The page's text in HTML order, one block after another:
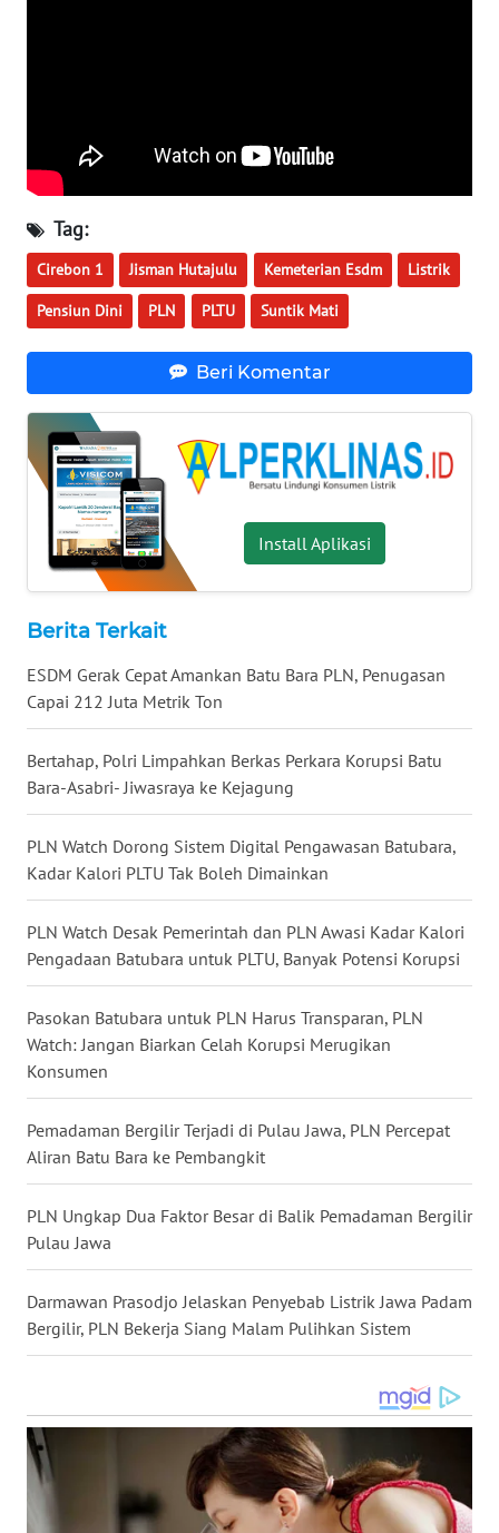
Tag:
Cirebon 1 Jisman Hutajulu Kemeterian Esdm Listrik
Pensiun Dini PLN PLTU Suntik Mati
Beri Komentar
Install Aplikasi
Berita Terkait
ESDM Gerak Cepat Amankan Batu Bara PLN, Penugasan
Capai 212 Juta Metrik Ton
Bertahap, Polri Limpahkan Berkas Perkara Korupsi Batu
Bara-Asabri- Jiwasraya ke Kejagung
PLN Watch Dorong Sistem Digital Pengawasan Batubara,
Kadar Kalori PLTU Tak Boleh Dimainkan
PLN Watch Desak Pemerintah dan PLN Awasi Kadar Kalori
Pengadaan Batubara untuk PLTU, Banyak Potensi Korupsi
Pasokan Batubara untuk PLN Harus Transparan, PLN
Watch: Jangan Biarkan Celah Korupsi Merugikan
Konsumen
Pemadaman Bergilir Terjadi di Pulau Jawa, PLN Percepat
Aliran Batu Bara ke Pembangkit
PLN Ungkap Dua Faktor Besar di Balik Pemadaman Bergilir
Pulau Jawa
Darmawan Prasodjo Jelaskan Penyebab Listrik Jawa Padam
Bergilir, PLN Bekerja Siang Malam Pulihkan Sistem
WN
DAIRI
WN
DANAU
TOBA
WN
LANGKAT
WN
TAPANULI
SELATAN
WN
LESUNG
KARO
WN
SIMALUNGUN
WN
LABUHANBATU
WN
TAPANULI
TENGAH
TINGGI
PAKPAK
WN
BEKASI